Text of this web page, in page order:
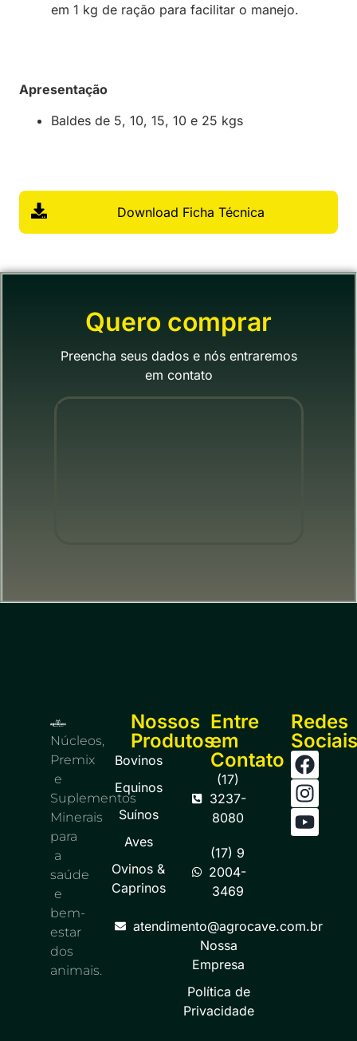
em 1 kg de ração para facilitar o manejo.
Apresentação
Baldes de 5, 10, 15, 10 e 25 kgs
Download Ficha Técnica
Quero comprar
Preencha seus dados e nós entraremos
em contato
"
Núcleos,
Premix
e
Suplementos
Minerais
para
a
saúde
e
bem-
estar
dos
animais.
Nossos
Produtos
Bovinos
Equinos
Suínos
Aves
Ovinos &
Caprinos
Entre
em
Contato
(17)
3237-
8080
(17) 9
2004-
3469
atendimento@agrocave.com.br
Nossa
Empresa
Política de
Privacidade
Redes